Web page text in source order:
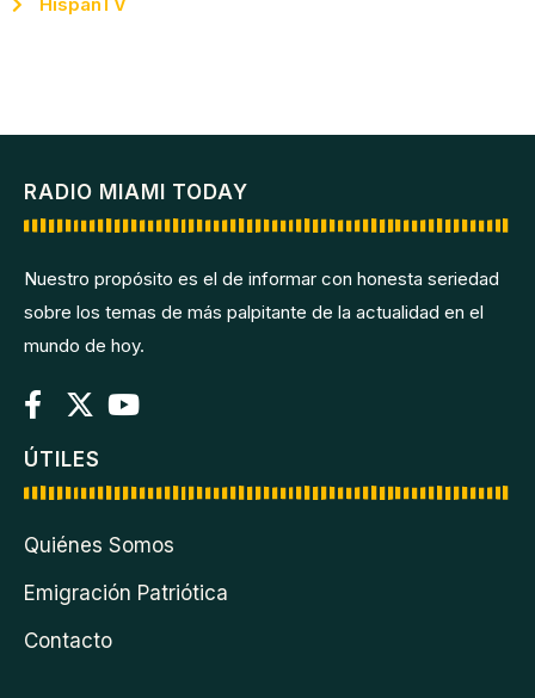
HispanTV
RADIO MIAMI TODAY
Nuestro propósito es el de informar con honesta seriedad
sobre los temas de más palpitante de la actualidad en el
mundo de hoy.
ÚTILES
Quiénes Somos
Emigración Patriótica
Contacto